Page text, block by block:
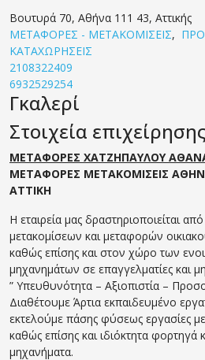
Βουτυρά 70, Αθήνα 111 43, Αττικής
ΜΕΤΑΦΟΡΕΣ - ΜΕΤΑΚΟΜΙΣΕΙΣ,
ΚΑΤΑΧΩΡΗΣΕΙΣ
2108322409
6932529254
Γκαλερί
Στοιχεία επιχείρησης
ΜΕΤΑΦΟΡΕΣ ΧΑΤΖΗΠΑΥΛΟΥ
ΜΕΤΑΦΟΡΕΣ ΜΕΤΑΚΟΜΙΣΕΙΣ
ΑΤΤΙΚΗ
Η εταιρεία μας δραστηριοποιείται
μετακομίσεων και μεταφορών
καθώς επίσης και στον χώρο των
μηχανημάτων σε επαγγελματίες και
” Υπευθυνότητα – Αξιοπιστία –
Διαθέτουμε Άρτια εκπαιδευμένο
εκτελούμε πάσης φύσεως εργασίες
καθώς επίσης και ιδιόκτητα φορτηγά
μηχανήματα.